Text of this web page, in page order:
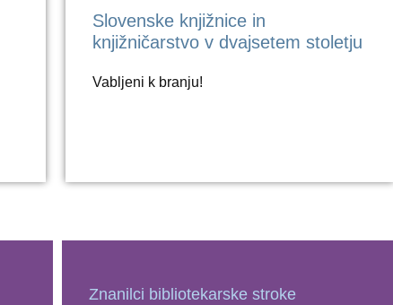
Slovenske knjižnice in
knjižničarstvo v dvajsetem stoletju
Vabljeni k branju!
Znanilci bibliotekarske stroke